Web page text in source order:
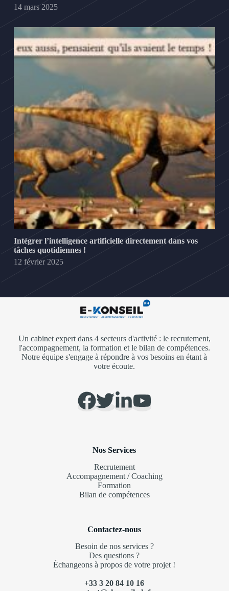
14 mars 2025
Intégrer l’intelligence artificielle directement dans vos
tâches quotidiennes !
12 février 2025
Un cabinet expert dans 4 secteurs d'activité : le recrutement,
l'accompagnement, la formation et le bilan de compétences.
Notre équipe s'engage à répondre à vos besoins en étant à
votre écoute.
Nos Services
Recrutement
Accompagnement / Coaching
Formation
Bilan de compétences
Contactez-nous
Besoin de nos services ?
Des questions ?
Échangeons à propos de votre projet !
+33 3 20 84 10 16